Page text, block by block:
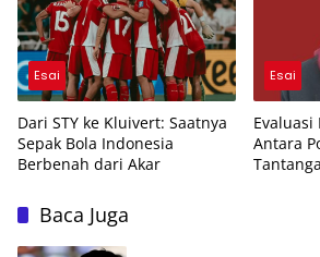
Esai
Dari STY ke Kluivert: Saatnya
Sepak Bola Indonesia
Berbenah dari Akar
Esai
Evaluasi
Antara
Baca Juga